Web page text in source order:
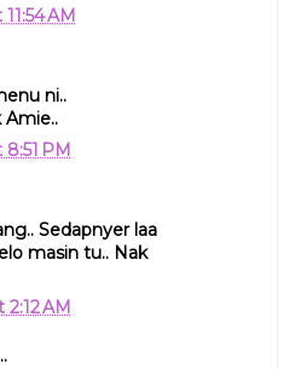
AM
ni..
Amie..
8:51 PM
Sedapnyer laa
masin tu.. Nak
2:12 AM